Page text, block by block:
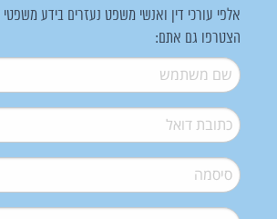
אלפי עורכי דין ואנשי משפט נעזרים בידע משפטי
הצטרפו גם אתם:
שם משתמש*
דואל*
סיסמה*